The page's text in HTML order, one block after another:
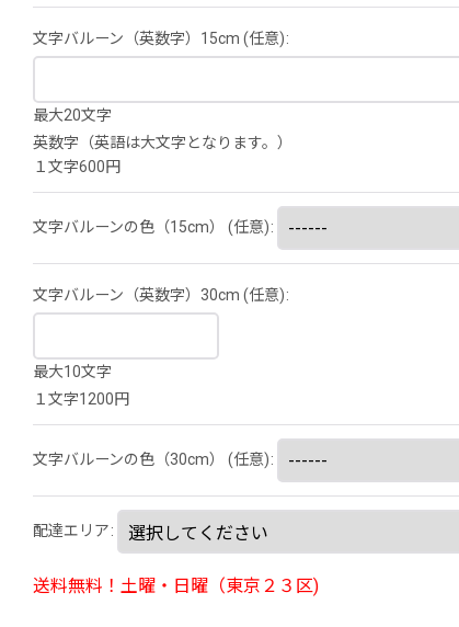
文字バルーン（英数字）15cm (任意):
最大20文字
英数字（英語は大文字となります。）
１文字600円
文字バルーンの色（15cm） (任意):
文字バルーン（英数字）30cm (任意):
最大10文字
１文字1200円
文字バルーンの色（30cm） (任意):
配達エリア:
送料無料！土曜・日曜（東京２３区)